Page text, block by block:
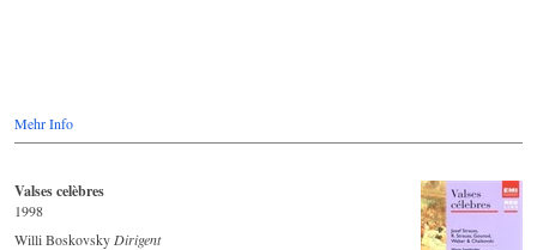
Mehr Info
Valses celèbres
1998
Willi Boskovsky Dirigent